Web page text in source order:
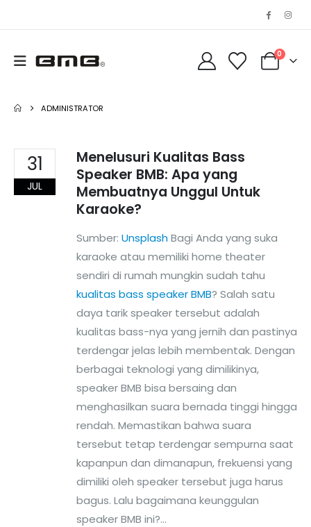
0
ADMINISTRATOR
31
JUL
Menelusuri Kualitas Bass
Speaker BMB: Apa yang
Membuatnya Unggul Untuk
Karaoke?
Sumber: UnsplashBagi Anda yang suka
karaoke atau memiliki home theater
sendiri di rumah mungkin sudah tahu
kualitas bass speaker BMB? Salah satu
daya tarik speaker tersebut adalah
kualitas bass-nya yang jernih dan pastinya
terdengar jelas lebih membentak. Dengan
berbagai teknologi yang dimilikinya,
speaker BMB bisa bersaing dan
menghasilkan suara bernada tinggi hingga
rendah. Memastikan bahwa suara
tersebut tetap terdengar sempurna saat
kapanpun dan dimanapun, frekuensi yang
dimiliki oleh speaker tersebut juga harus
bagus. Lalu bagaimana keunggulan
speaker BMB ini?...